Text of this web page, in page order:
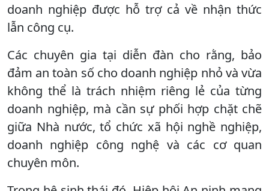
doanh nghiệp được hỗ trợ cả về nhận thức
lẫn công cụ.
Các chuyên gia tại diễn đàn cho rằng, bảo
đảm an toàn số cho doanh nghiệp nhỏ và vừa
không thể là trách nhiệm riêng lẻ của từng
doanh nghiệp, mà cần sự phối hợp chặt chẽ
giữa Nhà nước, tổ chức xã hội nghề nghiệp,
doanh nghiệp công nghệ và các cơ quan
chuyên môn.